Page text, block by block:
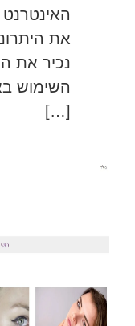
האינטרנט
את
נכיר את
השימוש
[…]